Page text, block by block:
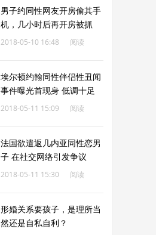
男子约同性网友开房偷其手
机，几小时后再开房被抓
2018-05-10 16:48
阅读
埃尔顿约翰同性伴侣性丑闻
事件曝光首现身 低调十足
2018-05-11 15:09
阅读
法国欲遣返几内亚同性恋男
子 在社交网络引发争议
2018-05-11 15:30
阅读
形婚关系要孩子，是理所当
然还是自私自利？